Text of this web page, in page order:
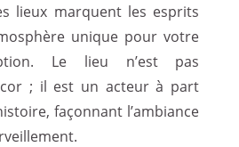
lieux marquent les esprits
unique pour votre
Le lieu n’est pas
; il est un acteur à part
façonnant l’ambiance